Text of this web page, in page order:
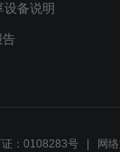
设备说明
告
：0108283号 网